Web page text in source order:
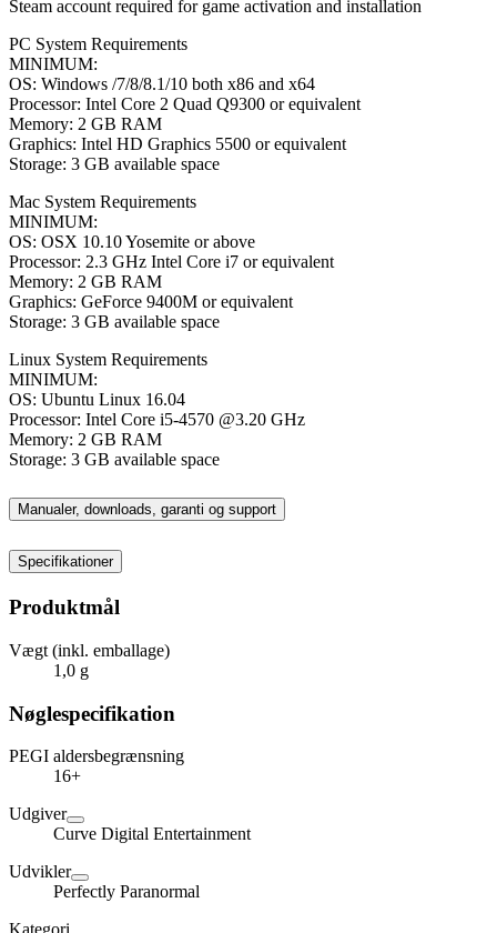
Steam account required for game activation and installation
PC System Requirements
MINIMUM:
OS: Windows /7/8/8.1/10 both x86 and x64
Processor: Intel Core 2 Quad Q9300 or equivalent
Memory: 2 GB RAM
Graphics: Intel HD Graphics 5500 or equivalent
Storage: 3 GB available space
Mac System Requirements
MINIMUM:
OS: OSX 10.10 Yosemite or above
Processor: 2.3 GHz Intel Core i7 or equivalent
Memory: 2 GB RAM
Graphics: GeForce 9400M or equivalent
Storage: 3 GB available space
Linux System Requirements
MINIMUM:
OS: Ubuntu Linux 16.04
Processor: Intel Core i5-4570 @3.20 GHz
Memory: 2 GB RAM
Storage: 3 GB available space
Manualer, downloads, garanti og support
Specifikationer
Produktmål
Vægt (inkl. emballage)
1,0 g
Nøglespecifikation
PEGI aldersbegrænsning
16+
Udgiver
Curve Digital Entertainment
Udvikler
Perfectly Paranormal